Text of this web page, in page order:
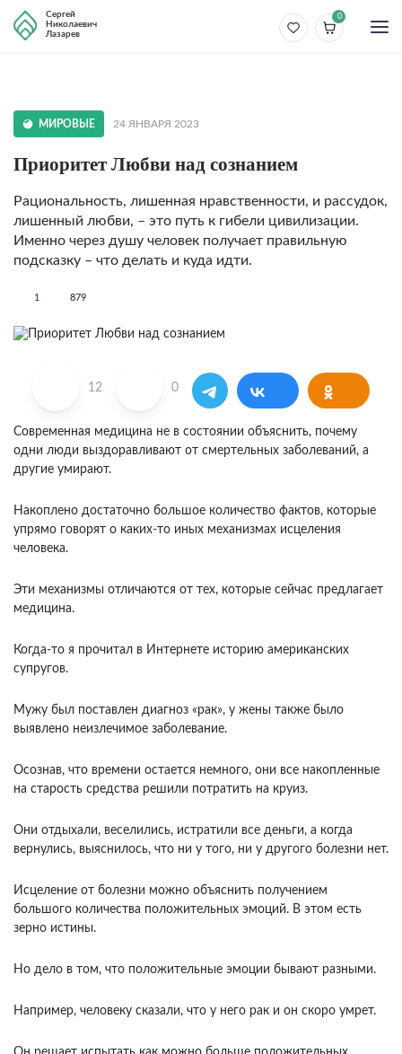
Сергей
Николаевич
Лазарев
0
МИРОВЫЕ 24 ЯНВАРЯ 2023
Приоритет Любви над сознанием
Рациональность, лишенная нравственности, и рассудок,
лишенный любви, – это путь к гибели цивилизации.
Именно через душу человек получает правильную
подсказку – что делать и куда идти.
1 879
12 0
Современная медицина не в состоянии объяснить, почему
одни люди выздоравливают от смертельных заболеваний, а
другие умирают.
Накоплено достаточно большое количество фактов, которые
упрямо говорят о каких-то иных механизмах исцеления
человека.
Эти механизмы отличаются от тех, которые сейчас предлагает
медицина.
Когда-то я прочитал в Интернете историю американских
супругов.
Мужу был поставлен диагноз «рак», у жены также было
выявлено неизлечимое заболевание.
Осознав, что времени остается немного, они все накопленные
на старость средства решили потратить на круиз.
Они отдыхали, веселились, истратили все деньги, а когда
вернулись, выяснилось, что ни у того, ни у другого болезни нет.
Исцеление от болезни можно объяснить получением
большого количества положительных эмоций. В этом есть
зерно истины.
Но дело в том, что положительные эмоции бывают разными.
Например, человеку сказали, что у него рак и он скоро умрет.